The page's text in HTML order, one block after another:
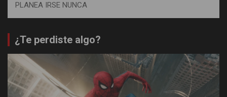
PLANEA IRSE NUNCA
¿Te perdiste algo?